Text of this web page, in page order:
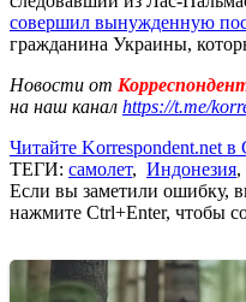
совершил вынужденную
гражданина Украины,
Новости от
на наш канал https://t.me/
Читайте Korrespondent.net в
ТЕГИ: самолет, Индонезия,
Если вы заметили ошибку,
нажмите Ctrl+Enter, чтобы